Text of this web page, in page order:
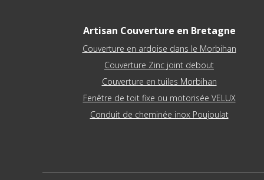
Artisan Couverture en Bretagne
Couverture en ardoise dans le Morbihan
Couverture Zinc joint debout
Couverture en tuiles Morbihan
Fenêtre de toit fixe ou motorisée VELUX
Conduit de cheminée inox Poujoulat